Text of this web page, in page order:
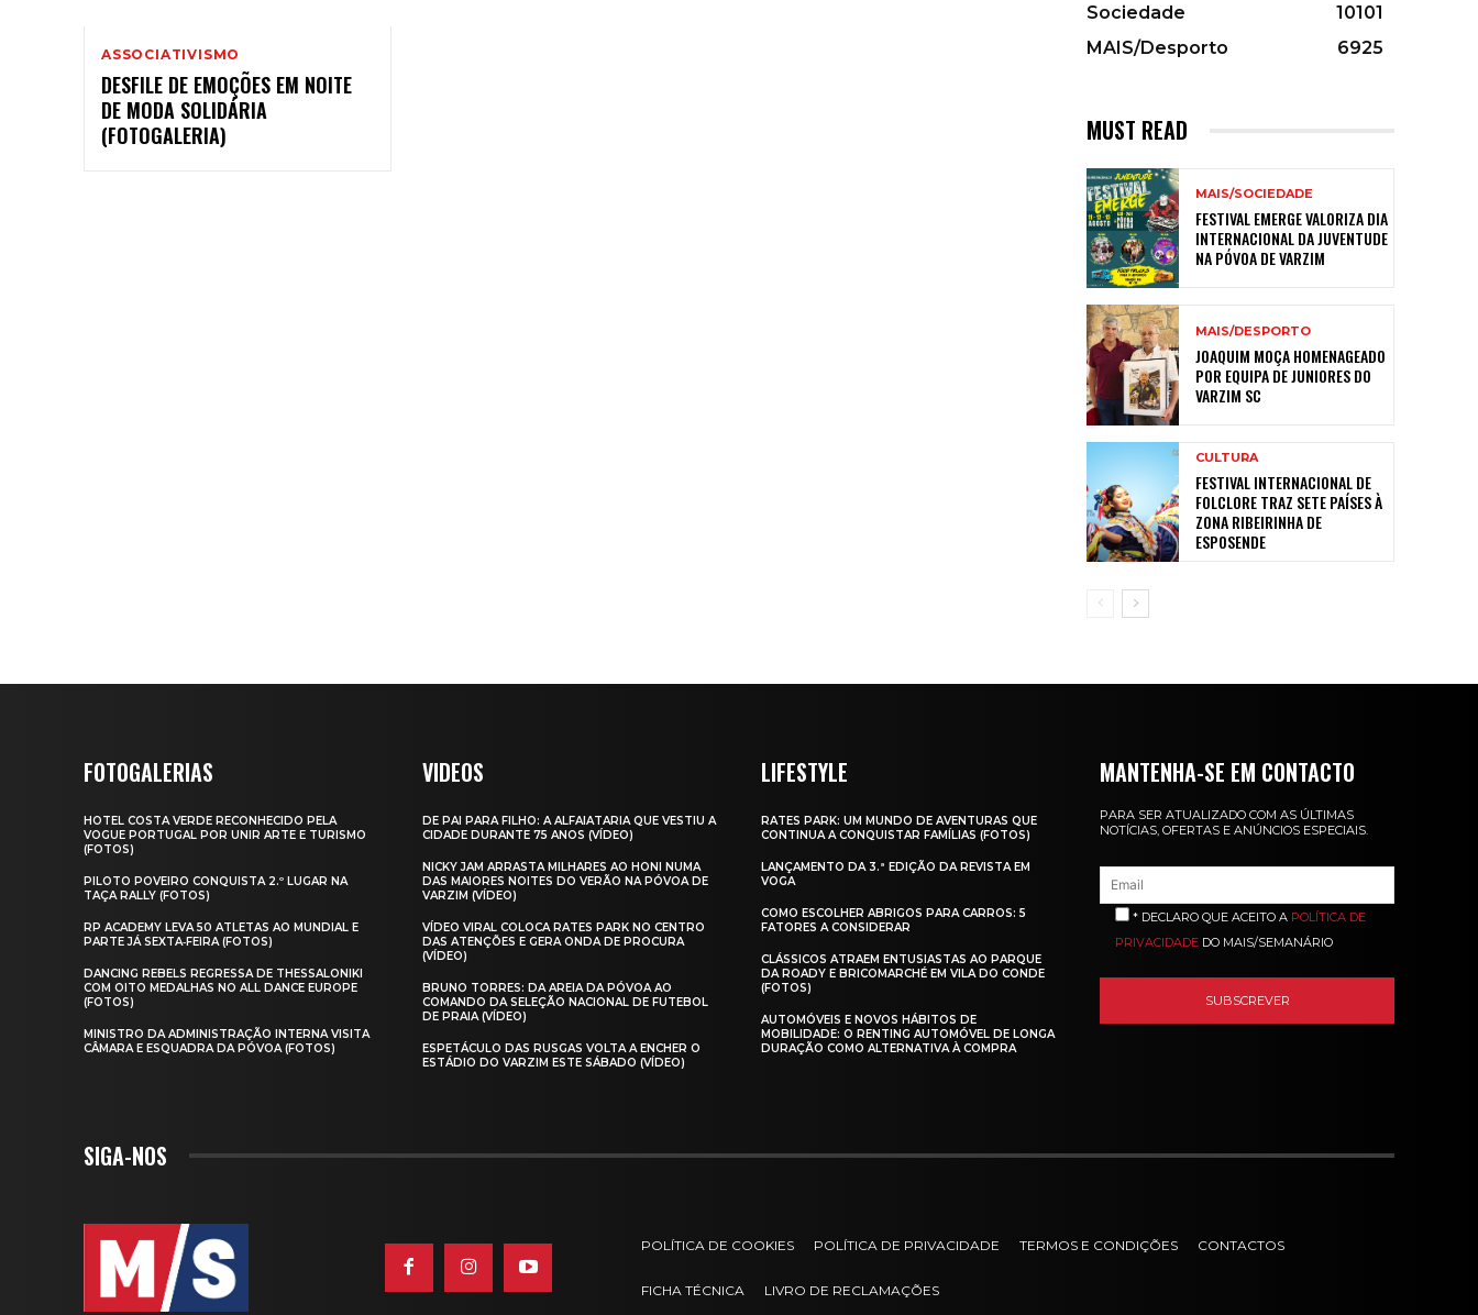
ASSOCIATIVISMO
DESFILE DE EMOÇÕES EM NOITE
DE MODA SOLIDÁRIA
(FOTOGALERIA)
Sociedade
10101
MAIS/Desporto
6925
MUST READ
MAIS/SOCIEDADE
FESTIVAL EMERGE VALORIZA DIA
INTERNACIONAL DA JUVENTUDE
NA PÓVOA DE VARZIM
MAIS/DESPORTO
JOAQUIM MOÇA HOMENAGEADO
POR EQUIPA DE JUNIORES DO
VARZIM SC
CULTURA
FESTIVAL INTERNACIONAL DE
FOLCLORE TRAZ SETE PAÍSES À
ZONA RIBEIRINHA DE
ESPOSENDE
FOTOGALERIAS
HOTEL COSTA VERDE RECONHECIDO PELA
VOGUE PORTUGAL POR UNIR ARTE E TURISMO
(FOTOS)
PILOTO POVEIRO CONQUISTA 2.º LUGAR NA
TAÇA RALLY (FOTOS)
RP ACADEMY LEVA 50 ATLETAS AO MUNDIAL E
PARTE JÁ SEXTA‑FEIRA (FOTOS)
DANCING REBELS REGRESSA DE THESSALONIKI
COM OITO MEDALHAS NO ALL DANCE EUROPE
(FOTOS)
MINISTRO DA ADMINISTRAÇÃO INTERNA VISITA
CÂMARA E ESQUADRA DA PÓVOA (FOTOS)
VIDEOS
DE PAI PARA FILHO: A ALFAIATARIA QUE VESTIU A
CIDADE DURANTE 75 ANOS (VÍDEO)
NICKY JAM ARRASTA MILHARES AO HONI NUMA
DAS MAIORES NOITES DO VERÃO NA PÓVOA DE
VARZIM (VÍDEO)
VÍDEO VIRAL COLOCA RATES PARK NO CENTRO
DAS ATENÇÕES E GERA ONDA DE PROCURA
(VÍDEO)
BRUNO TORRES: DA AREIA DA PÓVOA AO
COMANDO DA SELEÇÃO NACIONAL DE FUTEBOL
DE PRAIA (VÍDEO)
ESPETÁCULO DAS RUSGAS VOLTA A ENCHER O
ESTÁDIO DO VARZIM ESTE SÁBADO (VÍDEO)
LIFESTYLE
RATES PARK: UM MUNDO DE AVENTURAS QUE
CONTINUA A CONQUISTAR FAMÍLIAS (FOTOS)
LANÇAMENTO DA 3.ª EDIÇÃO DA REVISTA EM
VOGA
COMO ESCOLHER ABRIGOS PARA CARROS: 5
FATORES A CONSIDERAR
CLÁSSICOS ATRAEM ENTUSIASTAS AO PARQUE
DA ROADY E BRICOMARCHÉ EM VILA DO CONDE
(FOTOS)
AUTOMÓVEIS E NOVOS HÁBITOS DE
MOBILIDADE: O RENTING AUTOMÓVEL DE LONGA
DURAÇÃO COMO ALTERNATIVA À COMPRA
MANTENHA-SE EM CONTACTO
PARA SER ATUALIZADO COM AS ÚLTIMAS
NOTÍCIAS, OFERTAS E ANÚNCIOS ESPECIAIS.
* DECLARO QUE ACEITO A POLÍTICA DE
PRIVACIDADE DO MAIS/SEMANÁRIO
SIGA-NOS
POLÍTICA DE COOKIES POLÍTICA DE PRIVACIDADE TERMOS E CONDIÇÕES CONTACTOS
FICHA TÉCNICA LIVRO DE RECLAMAÇÕES